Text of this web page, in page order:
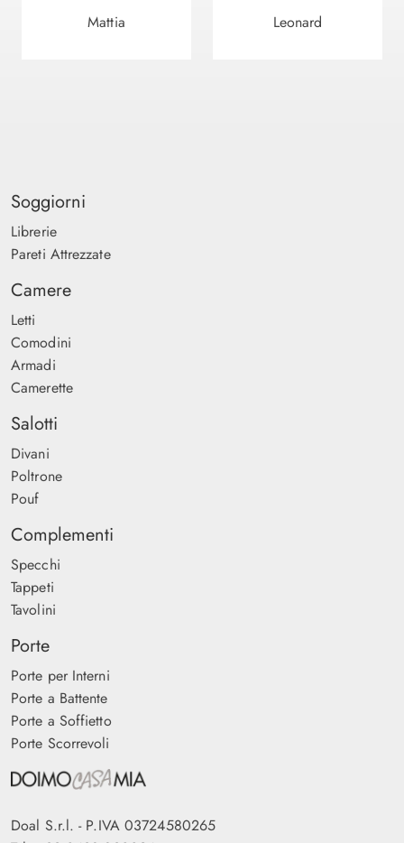
Mattia Leonard
Soggiorni
Librerie
Pareti Attrezzate
Camere
Letti
Comodini
Armadi
Camerette
Salotti
Divani
Poltrone
Pouf
Complementi
Specchi
Tappeti
Tavolini
Porte
Porte per Interni
Porte a Battente
Porte a Soffietto
Porte Scorrevoli
Doal S.r.l. - P.IVA 03724580265